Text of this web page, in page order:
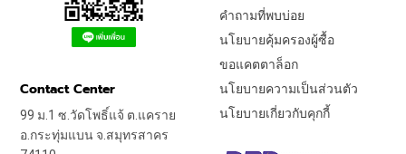
คำถามที่พบบ่อย
นโยบายคุ้มครองผู้ซื้อ
ขอแคตตาล็อก
นโยบายความเป็นส่วนตัว
นโยบายเกี่ยวกับคุกกี้
Contact Center
99 ม.1 ซ.วัดโพธิ์แจ้ ต.แคราย
อ.กระทุ่มแบน จ.สมุทรสาคร